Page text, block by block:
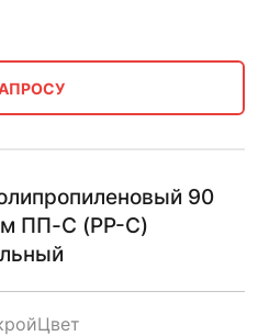
90
ПП-С (PP-C)
Цвет